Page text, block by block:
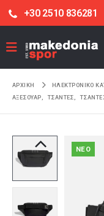
+30 2510 836281
ΑΡΧΙΚΉ
ΗΛΕΚΤΡΟΝΙΚΌ
ΑΞΕΣΟΥΑΡ
ΤΣΑΝΤΕΣ
NEO